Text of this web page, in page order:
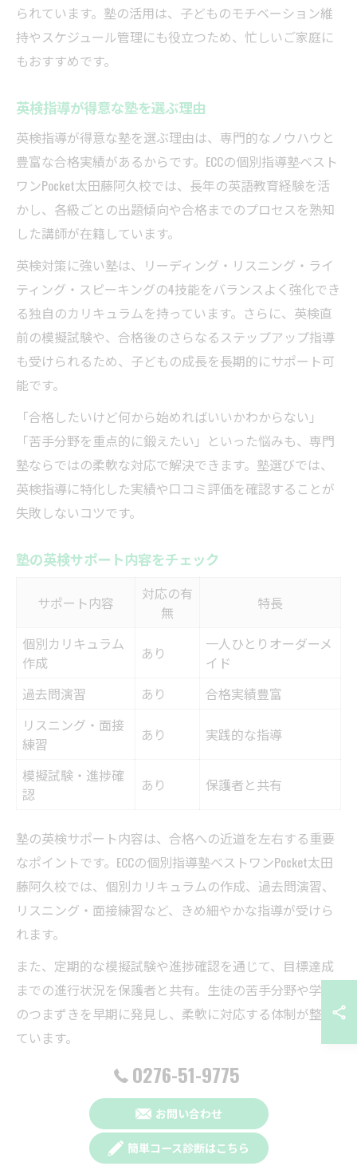
られています。塾の活用は、子どものモチベーション維
持やスケジュール管理にも役立つため、忙しいご家庭に
もおすすめです。
英検指導が得意な塾を選ぶ理由
英検指導が得意な塾を選ぶ理由は、専門的なノウハウと
豊富な合格実績があるからです。ECCの個別指導塾ベスト
ワンPocket太田藤阿久校では、長年の英語教育経験を活
かし、各級ごとの出題傾向や合格までのプロセスを熟知
した講師が在籍しています。
英検対策に強い塾は、リーディング・リスニング・ライ
ティング・スピーキングの4技能をバランスよく強化でき
る独自のカリキュラムを持っています。さらに、英検直
前の模擬試験や、合格後のさらなるステップアップ指導
も受けられるため、子どもの成長を長期的にサポート可
能です。
「合格したいけど何から始めればいいかわからない」
「苦手分野を重点的に鍛えたい」といった悩みも、専門
塾ならではの柔軟な対応で解決できます。塾選びでは、
英検指導に特化した実績や口コミ評価を確認することが
失敗しないコツです。
塾の英検サポート内容をチェック
サポート内容
対応の有
無
特長
個別カリキュラム
作成
あり
一人ひとりオーダーメ
イド
過去問演習
あり
合格実績豊富
リスニング・面接
練習
あり 実践的な指導
模擬試験・進捗確
認
あり 保護者と共有
塾の英検サポート内容は、合格への近道を左右する重要
なポイントです。ECCの個別指導塾ベストワンPocket太田
藤阿久校では、個別カリキュラムの作成、過去問演習、
リスニング・面接練習など、きめ細やかな指導が受けら
れます。
また、定期的な模擬試験や進捗確認を通じて、目標達成
までの進行状況を保護者と共有。生徒の苦手分野や学習
のつまずきを早期に発見し、柔軟に対応する体制が整っ
ています。
サポート内容を比較する際は、「どこまで個別対応して
くれるか」「英検以外の定期テストや学校課題との両立
支援があるか」なども確認しましょう。ECCベストワン
Pocket太田藤阿久校では、部活動や他の習い事との両立
を考えたスケジューリングも好評です。
0276-51-9775
お問い合わせ
簡単コース診断はこちら